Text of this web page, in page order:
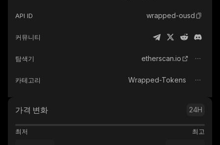
API ID wrapped-ousd
커뮤니티
탐색기 etherscan.io
카테고리 Wrapped-Tokens
가격 변화 24H
최저 최고